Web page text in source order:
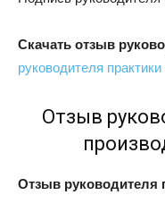
Скачать отзыв
руководителя
Отзыв
Отзыв руководителя